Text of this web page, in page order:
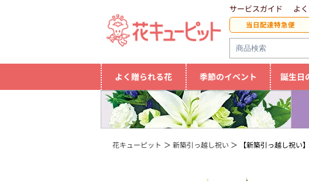
サービスガイド よ
当日配達特急便
よく贈られる花 季節のイベント 誕生日
花キューピット 新築引っ越し祝い 【新築引っ越し祝い